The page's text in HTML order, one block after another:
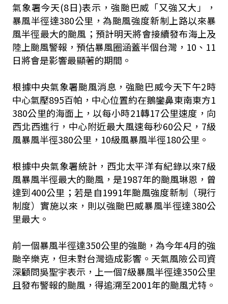
氣象署今天(8日)表示，強颱巴威「又強又大」，
暴風半徑達380公里，為颱風強度新制上路以來暴
風半徑最大的颱風；預計明天將會接續發布海上及
陸上颱風警報，預估暴風圈涵蓋半個台灣，10、11
日將會是影響最顯著的期間。
根據中央氣象署颱風消息，強颱巴威今天下午2時
中心氣壓895百帕，中心位置約在鵝鑾鼻東南東方1
380公里的海面上，以每小時21轉17公里速度，向
西北西進行，中心附近最大風速每秒60公尺，7級
風暴風半徑380公里，10級風暴風半徑180公里。
根據中央氣象署統計，西北太平洋有紀錄以來7級
風暴風半徑最大的颱風，是1987年的颱風琳恩，曾
達到400公里；若是自1991年颱風強度新制（現行
制度）實施以來，則以強颱巴威暴風半徑達380公
里最大。
前一個暴風半徑達350公里的強颱，為今年4月的強
颱辛樂克，但未對台灣造成影響。天氣風險公司資
深顧問吳聖宇表示，上一個7級暴風半徑達350公里
且發布警報的颱風，得追溯至2001年的颱風尤特。